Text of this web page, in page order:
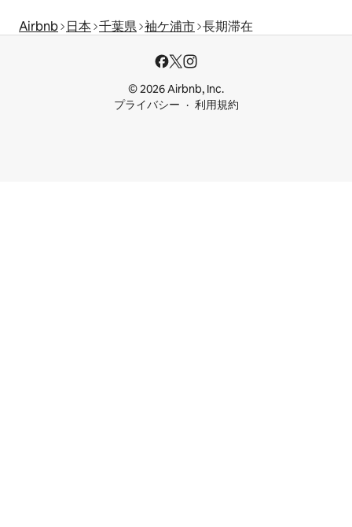
Airbnb 日本 千葉県 袖ケ浦市 長期滞在
© 2026 Airbnb, Inc.
プライバシー
利用規約